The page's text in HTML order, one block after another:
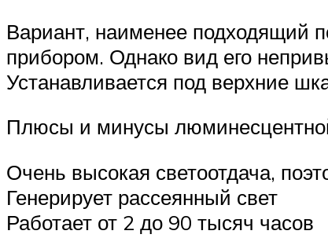
Вариант, наименее подходящий
прибором. Однако вид его
Устанавливается под верхние
Плюсы и минусы
Очень высокая светоотдача,
Генерирует рассеянный свет
Работает от 2 до 90 тысяч часов